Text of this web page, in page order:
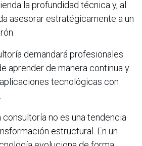
la profundidad técnica y, al
asesorar estratégicamente a un
demandará profesionales
aprender de manera continua y
tecnológicas con
no es una tendencia
estructural. En un